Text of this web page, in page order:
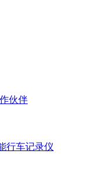
伙伴
行车记录仪